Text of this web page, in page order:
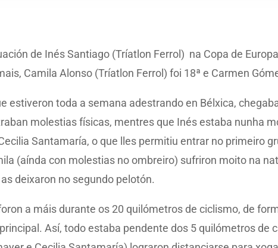
de Inés Santiago (Tríatlon Ferrol) na Copa de
Camila Alonso (Tríatlon Ferrol) foi 18ª e Carmen
estiveron toda a semana adestrando en Bélxica,
molestias físicas, mentres que Inés estaba nunha
Santamaría, o que lles permitiu entrar no primeiro
(aínda con molestias no ombreiro) sufriron moito na
deixaron no segundo pelotón.
a máis durante os 20 quilómetros de ciclismo, de
Así, todo estaba pendente dos 5 quilómetros de